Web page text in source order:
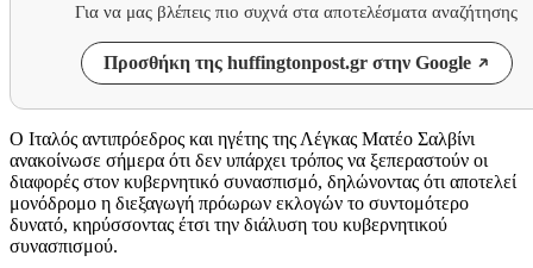
Για να μας βλέπεις πιο συχνά στα αποτελέσματα αναζήτησης
Προσθήκη της huffingtonpost.gr στην Google
Ο Ιταλός αντιπρόεδρος και ηγέτης της Λέγκας Ματέο Σαλβίνι
ανακοίνωσε σήμερα ότι δεν υπάρχει τρόπος να ξεπεραστούν οι
διαφορές στον κυβερνητικό συνασπισμό, δηλώνοντας ότι αποτελεί
μονόδρομο η διεξαγωγή πρόωρων εκλογών το συντομότερο
δυνατό, κηρύσσοντας έτσι την διάλυση του κυβερνητικού
συνασπισμού.